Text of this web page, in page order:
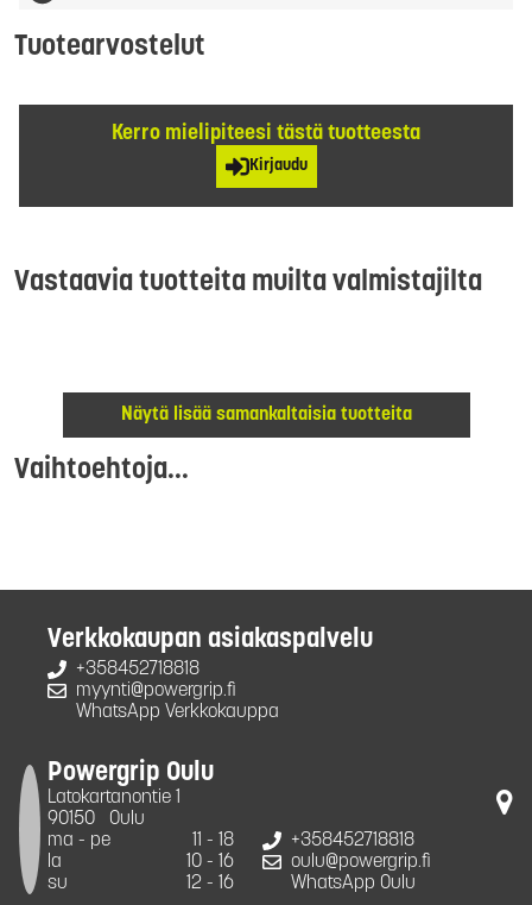
Tuotearvostelut
Kerro mielipiteesi tästä tuotteesta
Kirjaudu
Vastaavia tuotteita muilta valmistajilta
Näytä lisää samankaltaisia tuotteita
Vaihtoehtoja...
Verkkokaupan asiakaspalvelu
+358452718818
myynti@powergrip.fi
WhatsApp Verkkokauppa
Powergrip Oulu
Latokartanontie 1
90150
Oulu
ma - pe
11 - 18
la
10 - 16
su
12 - 16
+358452718818
oulu@powergrip.fi
WhatsApp Oulu